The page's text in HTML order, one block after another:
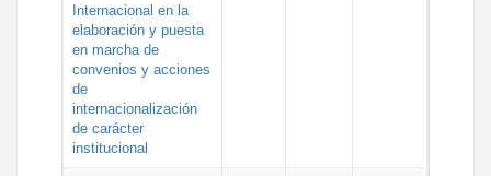
Internacional en la
elaboración y puesta
en marcha de
convenios y acciones
de
internacionalización
de carácter
institucional